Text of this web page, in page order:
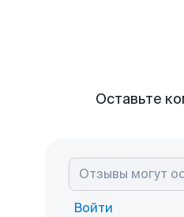
Оставьте
Войти